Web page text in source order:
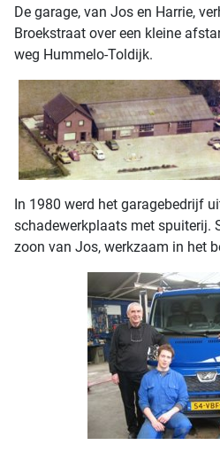
De garage, van Jos en Harrie,
Broekstraat over een kleine
weg Hummelo-Toldijk.
In 1980 werd het garagebedrijf
schadewerkplaats met spuiterij.
zoon van Jos, werkzaam in het